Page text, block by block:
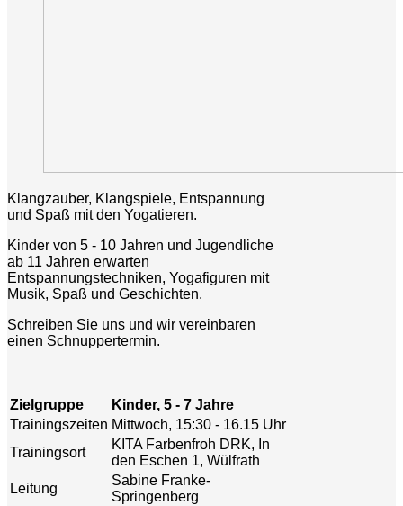
Klangzauber, Klangspiele, Entspannung
und Spaß mit den Yogatieren.
Kinder von 5 - 10 Jahren und Jugendliche
ab 11 Jahren erwarten
Entspannungstechniken, Yogafiguren mit
Musik, Spaß und Geschichten.
Schreiben Sie uns und wir vereinbaren
einen Schnuppertermin.
Zielgruppe
Kinder, 5 - 7 Jahre
Trainingszeiten Mittwoch, 15:30 - 16.15 Uhr
Trainingsort
KITA Farbenfroh DRK, In
den Eschen 1, Wülfrath
Leitung
Sabine Franke-
Springenberg